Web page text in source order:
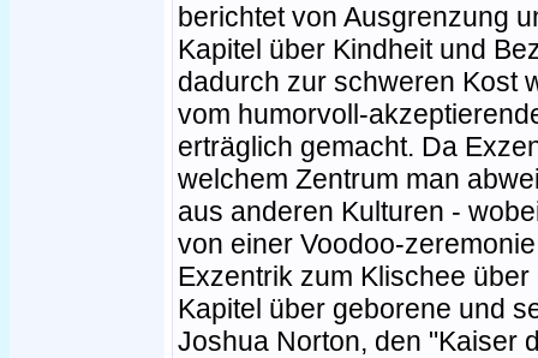
berichtet von Ausgrenzung
Kapitel über Kindheit und
dadurch zur schweren Kost
vom humorvoll-
erträglich gemacht. Da
welchem Zentrum man
aus anderen Kulturen -
von einer Voodoo-
Exzentrik zum Klischee
Kapitel über geborene und
Joshua Norton, den "Kaiser